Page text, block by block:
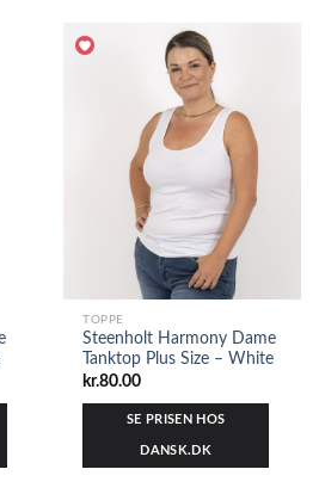
TOPPE
Steenholt Harmony Dame
Tanktop Plus Size – White
kr.80.00
SE PRISEN HOS
DANSK.DK